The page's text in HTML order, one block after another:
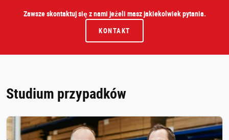
Zawsze skontaktuj się z nami jeżeli masz jakiekolwiek pytania.
KONTAKT
Studium przypadków